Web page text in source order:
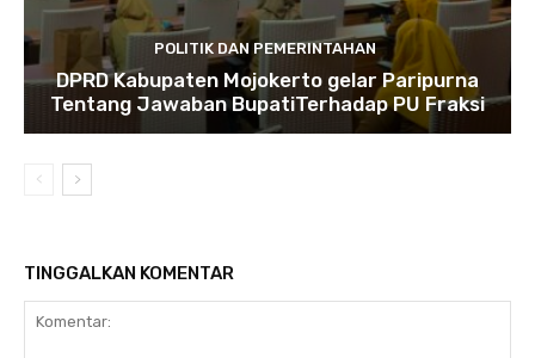
POLITIK DAN PEMERINTAHAN
DPRD Kabupaten Mojokerto gelar Paripurna
Tentang Jawaban BupatiTerhadap PU Fraksi
TINGGALKAN KOMENTAR